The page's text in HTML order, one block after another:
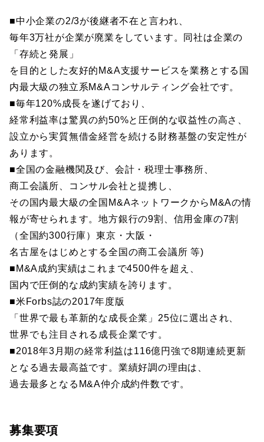
■中小企業の2/3が後継者不在と言われ、
毎年3万社が企業が廃業をしています。同社は企業の
「存続と発展」
を目的とした友好的M&A支援サービスを業務とする国
内最大級の独立系M&Aコンサルティング会社です。
■毎年120%成長を遂げており、
経常利益率は驚異の約50%と圧倒的な収益性の高さ、
設立から実質無借金経営を続ける財務基盤の安定性が
あります。
■全国の金融機関及び、会計・税理士事務所、
商工会議所、コンサル会社と提携し、
その国内最大級の全国M&AネットワークからM&Aの情
報が寄せられます。地方銀行の9割、信用金庫の7割
（全国約300行庫）東京・大阪・
名古屋をはじめとする全国の商工会議所 等)
■M&A成約実績はこれまで4500件を超え、
国内で圧倒的な成約実績を誇ります。
■米Forbs誌の2017年度版
「世界で最も革新的な成長企業」25位に選出され、
世界でも注目される成長企業です。
■2018年3月期の経常利益は116億円強で8期連続更新
となる過去最高益です。業績好調の理由は、
過去最多となるM&A仲介成約件数です。
募集要項